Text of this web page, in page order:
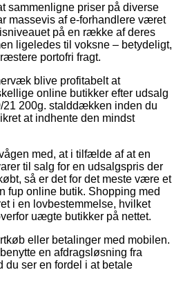
sammenligne priser på diverse
massevis af e-forhandlere været
på en række af deres
ligeledes til voksne – betydeligt,
portofri fragt.
blive profitabelt at
online butikker efter udsalg
21 200g. stalddækken inden du
at indhente den mindst
med, at i tilfælde af at en
til salg for en udsalgspris der
så er det for det meste være et
fup online butik. Shopping med
i en lovbestemmelse, hvilket
uægte butikker på nettet.
eller betalinger med mobilen.
en afdragsløsning fra
ser en fordel i at betale